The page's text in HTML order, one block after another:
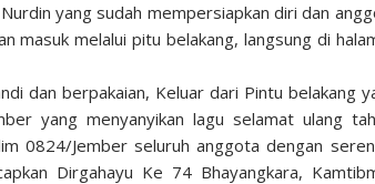
yang sudah mempersiapkan diri dan
masuk melalui pitu belakang, langsung di
dan berpakaian, Keluar dari Pintu belakang
yang menyanyikan lagu selamat ulang
0824/Jember seluruh anggota dengan
Dirgahayu Ke 74 Bhayangkara,